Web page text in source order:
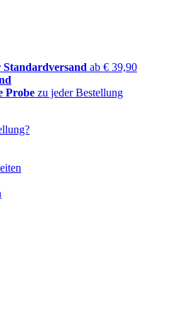
Standardversand ab € 39,90
Probe zu jeder Bestellung